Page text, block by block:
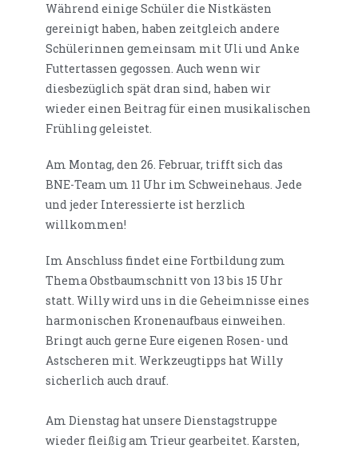
Während einige Schüler die Nistkästen
gereinigt haben, haben zeitgleich andere
Schülerinnen gemeinsam mit Uli und Anke
Futtertassen gegossen. Auch wenn wir
diesbezüglich spät dran sind, haben wir
wieder einen Beitrag für einen musikalischen
Frühling geleistet.
Am Montag, den 26. Februar, trifft sich das
BNE-Team um 11 Uhr im Schweinehaus. Jede
und jeder Interessierte ist herzlich
willkommen!
Im Anschluss findet eine Fortbildung zum
Thema Obstbaumschnitt von 13 bis 15 Uhr
statt. Willy wird uns in die Geheimnisse eines
harmonischen Kronenaufbaus einweihen.
Bringt auch gerne Eure eigenen Rosen- und
Astscheren mit. Werkzeugtipps hat Willy
sicherlich auch drauf.
Am Dienstag hat unsere Dienstagstruppe
wieder fleißig am Trieur gearbeitet. Karsten,